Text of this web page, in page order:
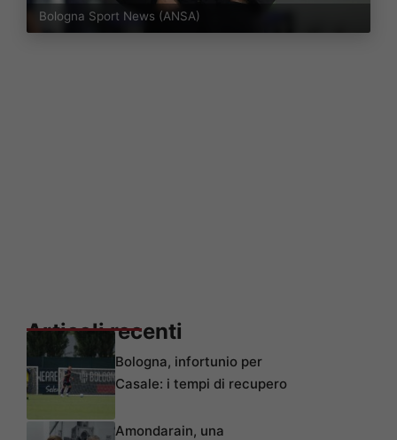
Bologna Sport News (ANSA)
Articoli recenti
Bologna, infortunio per
Casale: i tempi di recupero
Amondarain, una